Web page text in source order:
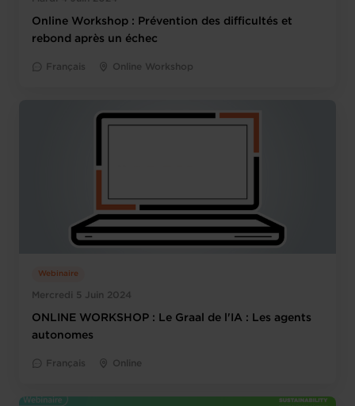
Online Workshop : Prévention des difficultés et
rebond après un échec
Français Online Workshop
Mercredi 5 Juin 2024
Webinaire
ONLINE WORKSHOP : Le Graal de l'IA : Les agents
autonomes
Français Online